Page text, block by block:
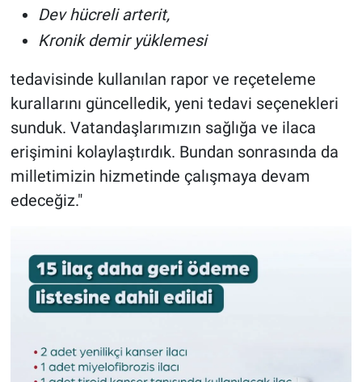
Dev hücreli arterit,
Kronik demir yüklemesi
tedavisinde kullanılan rapor ve reçeteleme
kurallarını güncelledik, yeni tedavi seçenekleri
sunduk. Vatandaşlarımızın sağlığa ve ilaca
erişimini kolaylaştırdık. Bundan sonrasında da
milletimizin hizmetinde çalışmaya devam
edeceğiz."